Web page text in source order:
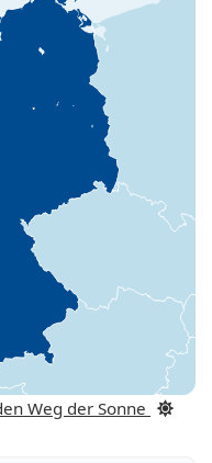
Weg der Sonne